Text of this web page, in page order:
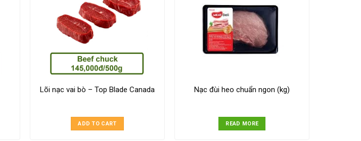
Lõi nạc vai bò – Top Blade Canada
ADD TO CART
Nạc đùi heo chuẩn ngon (kg)
READ MORE